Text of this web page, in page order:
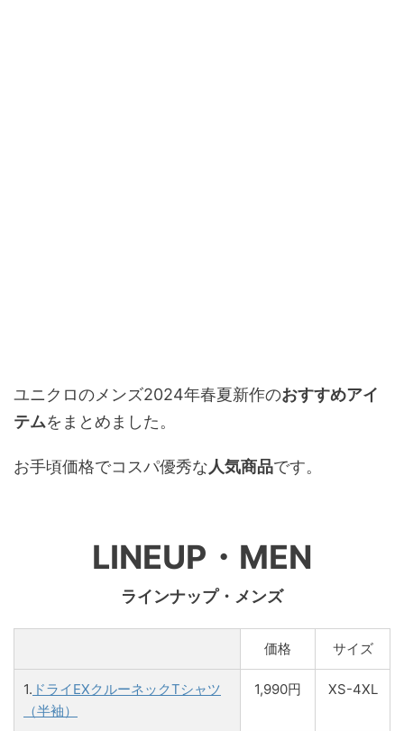
ユニクロのメンズ2024年春夏新作のおすすめアイ
テムをまとめました。
お手頃価格でコスパ優秀な人気商品です。
LINEUP・MEN
ラインナップ・メンズ
価格 サイズ
1. ドライEXクルーネックTシャツ
（半袖）
1,990円 XS-4XL